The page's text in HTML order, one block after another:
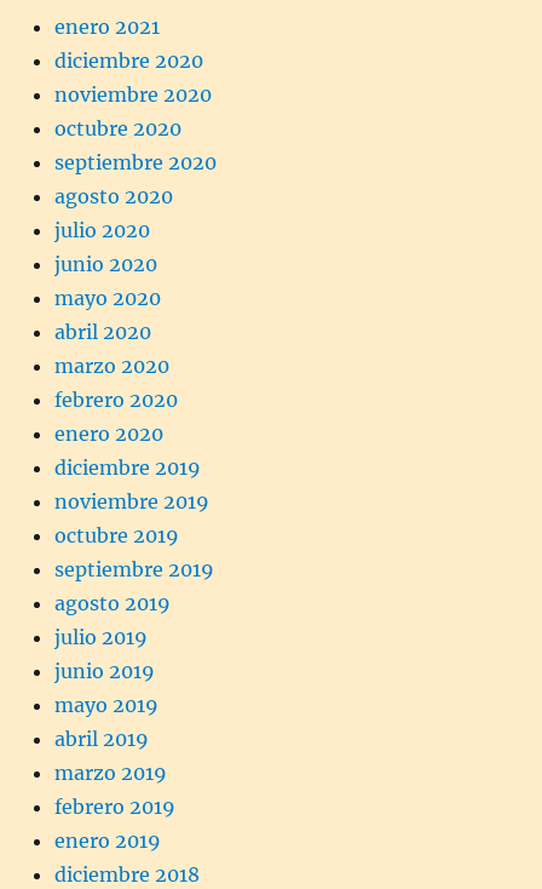
enero 2021
diciembre 2020
noviembre 2020
octubre 2020
septiembre 2020
agosto 2020
julio 2020
junio 2020
mayo 2020
abril 2020
marzo 2020
febrero 2020
enero 2020
diciembre 2019
noviembre 2019
octubre 2019
septiembre 2019
agosto 2019
julio 2019
junio 2019
mayo 2019
abril 2019
marzo 2019
febrero 2019
enero 2019
diciembre 2018